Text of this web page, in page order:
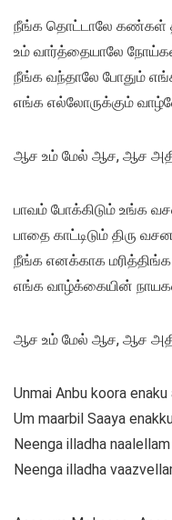
நீங்க தொட்டாலே கண்கள்
உம் வார்த்தையாலே
நீங்க வந்தாலே போதும்
எங்க எல்லோருக்கும்
ஆச உம் மேல் ஆச, ஆச
பாவம் போக்கிடும் உங்க
பாதை காட்டிடும் திரு
நீங்க எனக்காக மரித்திங்க
எங்க வாழ்க்கையின்
ஆச உம் மேல் ஆச, ஆச
Unmai Anbu koora enaku
Um maarbil Saaya
Neenga illadha
Neenga illadha